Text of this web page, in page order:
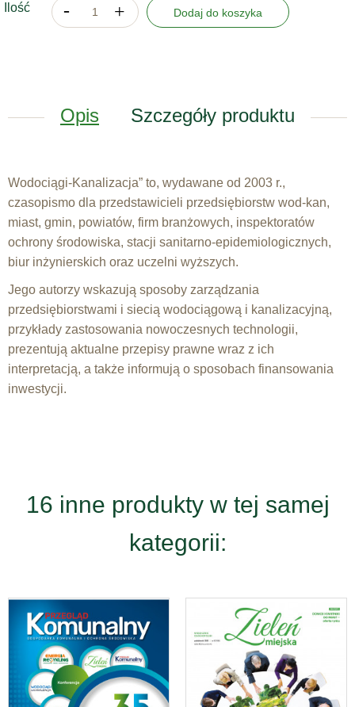
Ilość Dodaj do koszyka
Opis Szczegóły produktu
Wodociągi-Kanalizacja” to, wydawane od 2003 r.,
czasopismo dla przedstawicieli przedsiębiorstw wod-kan,
miast, gmin, powiatów, firm branżowych, inspektoratów
ochrony środowiska, stacji sanitarno-epidemiologicznych,
biur inżynierskich oraz uczelni wyższych.
Jego autorzy wskazują sposoby zarządzania
przedsiębiorstwami i siecią wodociągową i kanalizacyjną,
przykłady zastosowania nowoczesnych technologii,
prezentują aktualne przepisy prawne wraz z ich
interpretacją, a także informują o sposobach finansowania
inwestycji.
16 inne produkty w tej samej
kategorii: